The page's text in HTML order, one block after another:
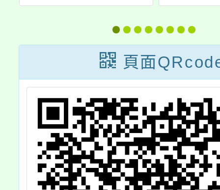
「
廟祈福
開
頁面